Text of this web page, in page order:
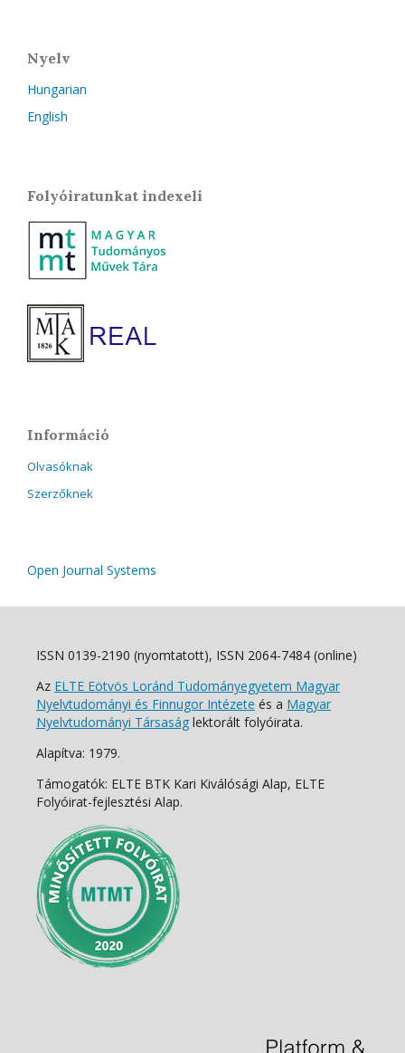
Nyelv
Hungarian
English
Folyóiratunkat indexeli
Információ
Olvasóknak
Szerzőknek
Open Journal Systems
ISSN 0139-2190 (nyomtatott), ISSN 2064-7484 (online)
Az ELTE Eötvös Loránd Tudományegyetem Magyar
Nyelvtudományi és Finnugor Intézete és a Magyar
Nyelvtudományi Társaság lektorált folyóirata.
Alapítva: 1979.
Támogatók: ELTE BTK Kari Kiválósági Alap, ELTE
Folyóirat-fejlesztési Alap.